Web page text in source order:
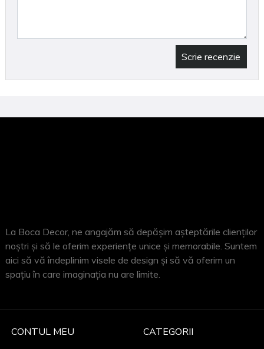
Scrie recenzie
La Boca Decor, ne angajăm să depășim așteptările clienților
noștri și să le oferim experiențe unice și memorabile. Suntem
aici să vă îndeplinim visele de design și să vă oferim un
spațiu în care imaginația nu are limite.
CONTUL MEU CATEGORII